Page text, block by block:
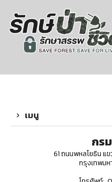
เมนู
กร
61 ถนนพหลโยธิน แ
กรุงเทพม